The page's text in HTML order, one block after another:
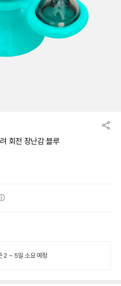
회전 장난감 블루
2 ~ 5일 소요 예정